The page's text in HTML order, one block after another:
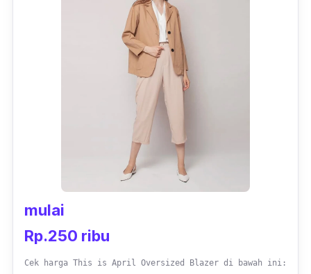
mulai
Rp.250 ribu
Cek harga This is April Oversized Blazer di bawah ini: